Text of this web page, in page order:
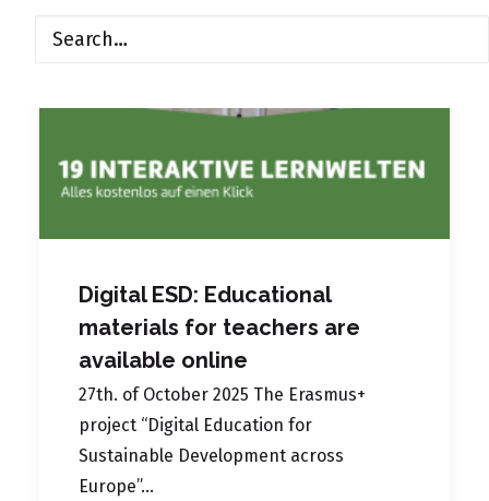
Digital ESD: Educational
materials for teachers are
available online
27th. of October 2025 The Erasmus+
project “Digital Education for
Sustainable Development across
Europe”…